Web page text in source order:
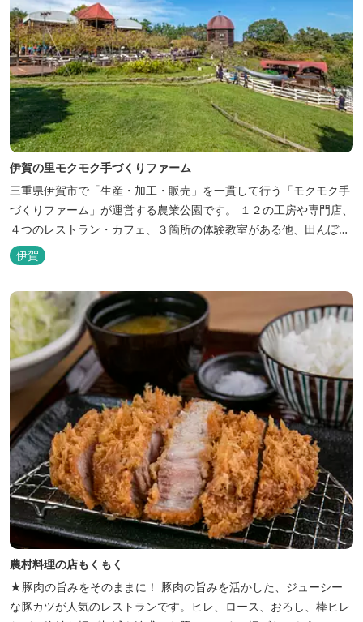
伊賀の里モクモク手づくりファーム
三重県伊賀市で「生産・加工・販売」を一貫して行う「モクモク手
づくりファーム」が運営する農業公園です。 １２の工房や専門店、
４つのレストラン・カフェ、３箇所の体験教室がある他、田んぼや
いかだ池など、「自然や農業」を身近に感じて楽しんでいただける
遊び場もあります。 園内では、ミニブタくんたちのショーを見た
農体験プログラムに参加したり...
伊賀
農村料理の店もくもく
★豚肉の旨みをそのままに！ 豚肉の旨みを活かした、ジューシー
な豚カツが人気のレストランです。ヒレ、ロース、おろし、棒ヒレ